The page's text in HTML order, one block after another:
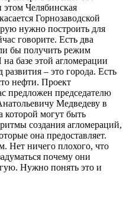
Челябинская
Горнозаводской
нужно построить для
говорите. Есть два
бы получить режим
базе этой агломерации
– это города. Есть
нефти. Проект
предложен председателю
Медведеву в
которой могут быть
создания агломераций,
она предоставляет.
Нет ничего плохого, что
почему они
Нужно понять это и